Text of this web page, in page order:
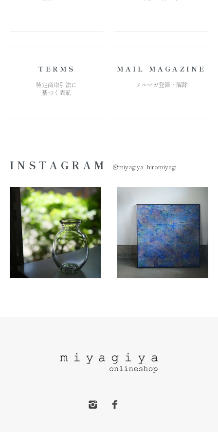
TERMS
特定商取引法に
基づく表記
MAIL MAGAZINE
メルマガ登録・解除
INSTAGRAM @miyagiya_hiromiyagi